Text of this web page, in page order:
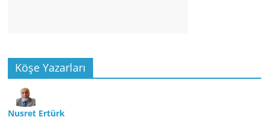
Köşe Yazarları
Nusret Ertürk